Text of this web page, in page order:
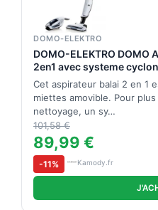
DOMO-ELEKTRO
DOMO-ELEKTRO
2en1 avec systeme
DO217SV
Cet aspirateur balai 2 en 1
miettes amovible. Pour
nettoyage, un sy…
101,58 €
89,99 €
-11% Kamody.fr